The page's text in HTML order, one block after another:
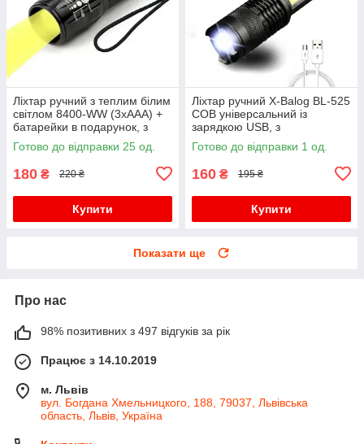
Ліхтар ручний з теплим білим
світлом 8400-WW (3xAAA) +
батарейки в подарунок, з
фокусуванням
Готово до відправки 25 од.
180 ₴ 220 ₴
Купити
Ліхтар ручний X-Balog BL-525
COB універсальний із
зарядкою USB, з
фокусуванням, з кліпсою
Готово до відправки 1 од.
160 ₴ 195 ₴
Купити
Показати ще
Про нас
98% позитивних з 497 відгуків за рік
Працює з 14.10.2019
м. Львів
вул. Богдана Хмельницкого, 188, 79037, Львівська
область, Львів, Україна